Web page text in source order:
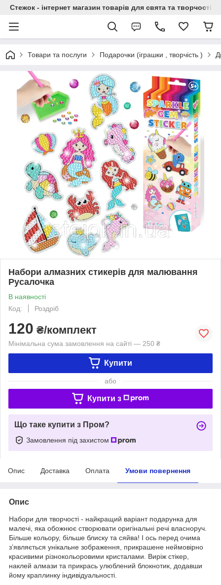
Стежок - інтернет магазин товарів для свята та творчості
Товари та послуги Подарочки (іграшки , творчість )
Набори алмазних стикерів для малювання
Русалочка
В наявності
Код:
Роздріб
120 ₴/комплект
Мінімальна сума замовлення на сайті — 250 ₴
Купити
або
Купити з
Що таке купити з Пром?
Замовлення під захистом
Опис Доставка Оплата Умови повернення
Опис
Набори для творчості - найкращий варіант подарунка для
малечі, яка обожнює створювати оригінальні речі власноруч.
Більше кольору, більше блиску та сяйва! І ось перед очима
з’являється унікальне зображення, прикрашене неймовірно
красивими різнокольоровими кристалами. Виріж стікер,
наклей алмази та прикрась улюблений блокнотик, додавши
йому краплинку індивідуальності.